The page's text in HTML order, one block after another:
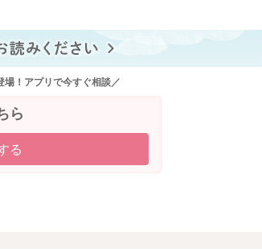
場！アプリで今すぐ相談／
ら
る